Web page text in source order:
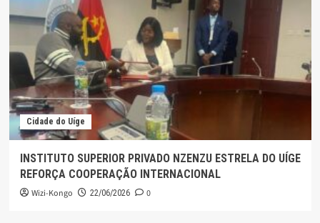
Cidade do Uíge
INSTITUTO SUPERIOR PRIVADO NZENZU ESTRELA DO UÍGE
REFORÇA COOPERAÇÃO INTERNACIONAL
Wizi-Kongo 22/06/2026 0